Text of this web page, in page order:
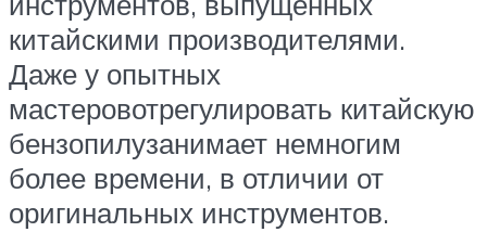
китайскими производителями.
Даже у опытных
мастеровотрегулировать китайскую
бензопилузанимает немногим
более времени, в отличии от
оригинальных инструментов.